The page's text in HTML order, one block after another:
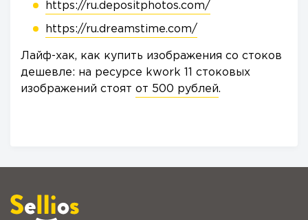
https://ru.depositphotos.com/
https://ru.dreamstime.com/
Лайф-хак, как купить изображения со стоков
дешевле: на ресурсе kwork 11 стоковых
изображений стоят от 500 рублей.